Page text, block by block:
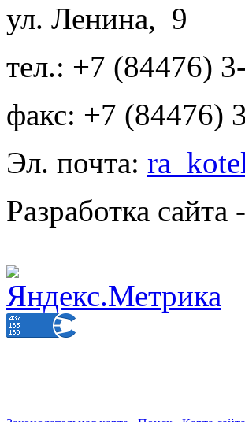
ул. Ленина, 9
тел.: +7 (84476)
факс: +7 (84476)
Эл. почта:
Разработка